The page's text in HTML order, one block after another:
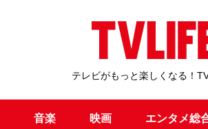
テレビがもっと楽しくなる！
音楽 映画 エンタメ総